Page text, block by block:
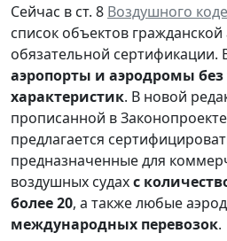
Сейчас в ст. 8 Воздушного
список объектов
обязательной
аэропорты и аэродромы
характеристик. В новой
прописанной в
предлагается
предназначенные для
воздушных судахс
более 20, а также любые
международных перевозок.